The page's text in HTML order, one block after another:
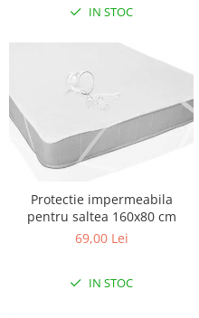
IN STOC
Protectie impermeabila
pentru saltea 160x80 cm
69,00 Lei
IN STOC